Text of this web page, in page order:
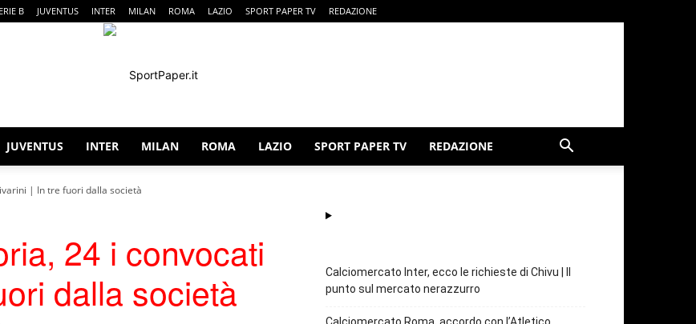
B JUVENTUS INTER MILAN ROMA LAZIO SPORT PAPER TV REDAZIONE
JUVENTUS INTER MILAN ROMA LAZIO SPORT PAPER TV REDAZIONE
| In tre fuori dalla società
24 i convocati
dalla società
Calciomercato Inter, ecco le richieste di Chivu | Il
punto sul mercato nerazzurro